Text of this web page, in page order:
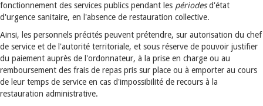
fonctionnement des services publics pendant les périodesd'état
d'urgence sanitaire, en l'absence de restauration collective.
Ainsi, les personnels précités peuvent prétendre, sur autorisation du chef
de service et de l'autorité territoriale, et sous réserve de pouvoir justifier
du paiement auprès de l'ordonnateur, à la prise en charge ou au
remboursement des frais de repas pris sur place ou à emporter au cours
de leur temps de service en cas d'impossibilité de recours à la
restauration administrative.